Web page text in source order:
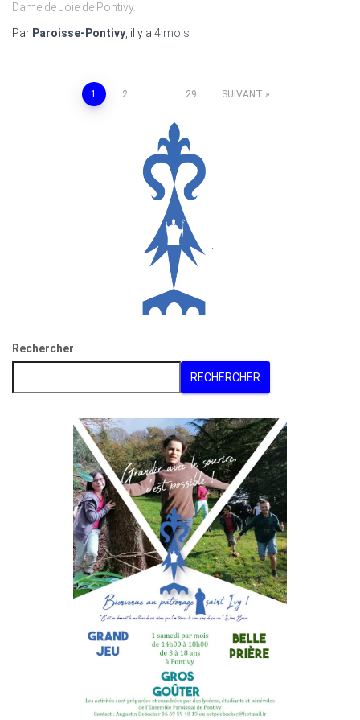
Dame de Joie de Pontivy.
Par Paroisse-Pontivy, il y a 4 mois
Pagination
1 2 … 29 SUIVANT
Rechercher
RECHERCHER